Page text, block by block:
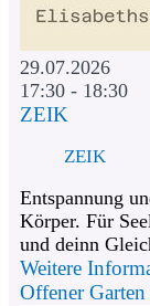
29.07.2026
17:30 - 18:30
ZEIK
ZEIK
Entspannung
Körper. Für
und deinn
Weitere
Offener